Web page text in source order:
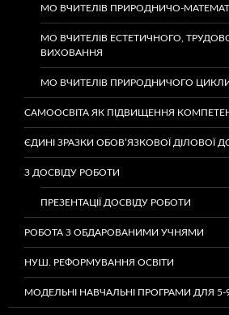
МО ВЧИТЕЛІВ ПРИРОДНИЧО-
МО ВЧИТЕЛІВ ЕСТЕТИЧНОГО,
ВИХОВАННЯ
МО ВЧИТЕЛІВ ПРИРОДНИЧОГО
САМООСВІТА ЯК ПІДВИЩЕННЯ
ЄДИНІ ЗРАЗКИ ОБОВ’ЯЗКОВОЇ ДІЛОВОЇ
З ДОСВІДУ РОБОТИ
ПРЕЗЕНТАЦІЇ ДОСВІДУ РОБОТИ
РОБОТА З ОБДАРОВАНИМИ УЧНЯМИ
НУШ. РЕФОРМУВАННЯ ОСВІТИ
МОДЕЛЬНІ НАВЧАЛЬНІ ПРОГРАМИ ДЛЯ